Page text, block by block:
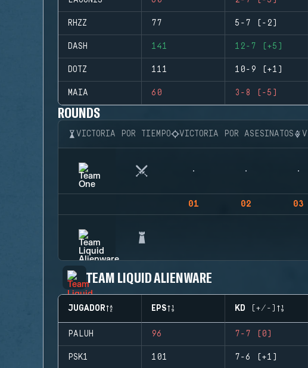
RHZZ 77 5-7 (-2)
DASH 141 12-7 (+5)
DOTZ 111 10-9 (+1)
MAIA 60 3-8 (-5)
ROUNDS
VICTORIA POR TIEMPO VICTORIA POR ASESINATOS
01 02 03
TEAM LIQUID ALIENWARE
JUGADOR EPS KD (+/-)
PALUH 96 7-7 (0)
PSK1 101 7-6 (+1)